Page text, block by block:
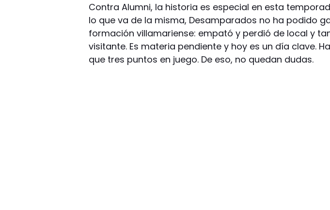
Contra Alumni, la historia es especial en esta
lo que va de la misma, Desamparados no ha podido
formación villamariense: empató y perdió de local y
visitante. Es materia pendiente y hoy es un día clave.
que tres puntos en juego. De eso, no quedan dudas.